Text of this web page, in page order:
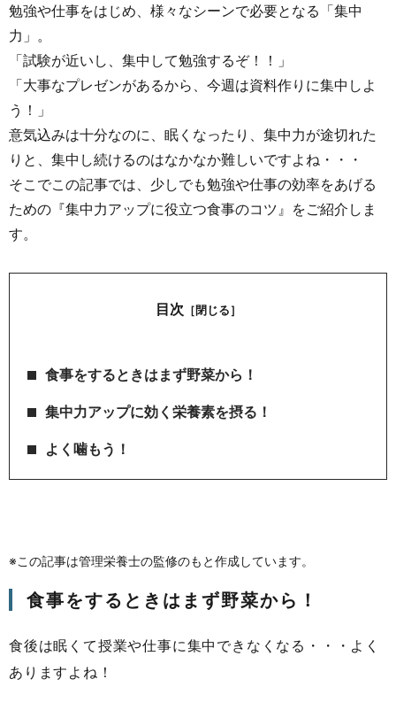
勉強や仕事をはじめ、様々なシーンで必要となる「集中
力」。
「試験が近いし、集中して勉強するぞ！！」
「大事なプレゼンがあるから、今週は資料作りに集中しよ
う！」
意気込みは十分なのに、眠くなったり、集中力が途切れた
りと、集中し続けるのはなかなか難しいですよね・・・
そこでこの記事では、少しでも勉強や仕事の効率をあげる
ための『集中力アップに役立つ食事のコツ』をご紹介しま
す。
目次 ［閉じる］
食事をするときはまず野菜から！
集中力アップに効く栄養素を摂る！
よく噛もう！
※この記事は管理栄養士の監修のもと作成しています。
食事をするときはまず野菜から！
食後は眠くて授業や仕事に集中できなくなる・・・よく
ありますよね！